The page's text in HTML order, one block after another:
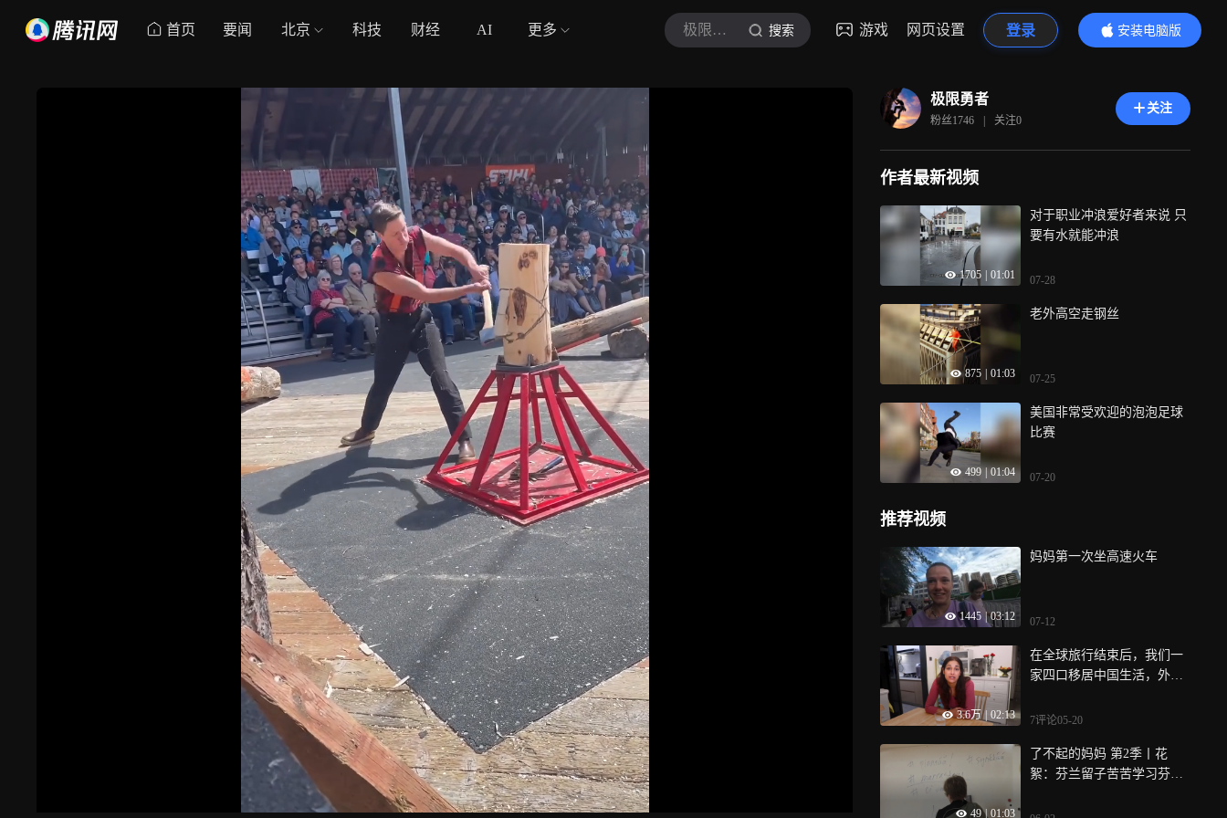
首页 要闻 北京 科技 财经 AI 更多 极限勇者 搜索 游戏 网页设置 登录
安装电脑版
内容更精彩
极限勇者
粉丝1746 | 关注0
关注
作者最新视频
1705 01:01
对于职业冲浪爱好者来说 只
要有水就能冲浪
07-28
875 01:03
老外高空走钢丝
07-25
499 01:04
美国非常受欢迎的泡泡足球
比赛
07-20
推荐视频
1445 | 03:12
妈妈第一次坐高速火车
07-12
3.6万 02:13
在全球旅行结束后，我们一
家四口移居中国生活，外国
7评论05-20
49 | 01:03
了不起的妈妈 第2季丨花
絮：芬兰留子苦苦学习芬兰